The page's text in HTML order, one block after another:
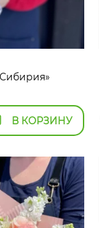
В КОРЗИНУ